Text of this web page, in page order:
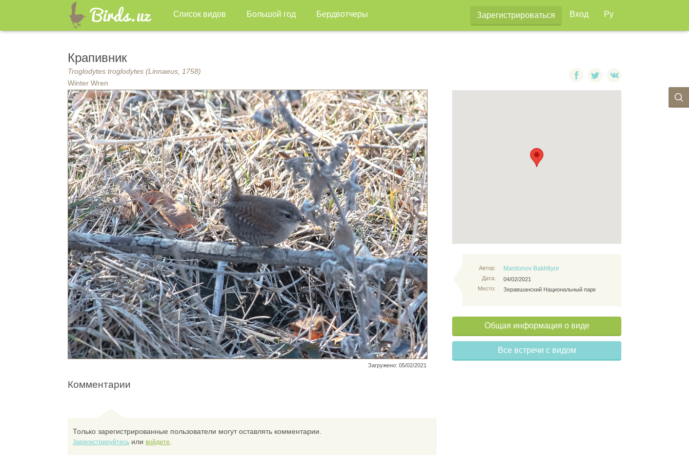
Список видов Большой год Бердвотчеры Зарегистрироваться Вход Ру
Крапивник
Troglodytes troglodytes (Linnaeus, 1758)
Winter Wren
Загружено: 05/02/2021
Автор:
Дата:
Место:
Mardonov Bakhtiyor
04/02/2021
Зеравшанский Национальный парк
Общая информация о виде
Все встречи с видом
Комментарии
Только зарегистрированные пользователи могут оставлять комментарии.
Зарегистрируйтесь или войдите